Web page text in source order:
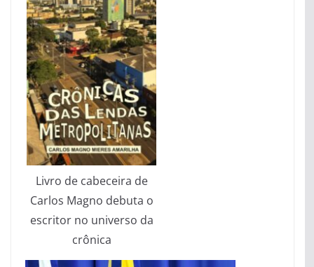
Livro de cabeceira de
Carlos Magno debuta o
escritor no universo da
crônica